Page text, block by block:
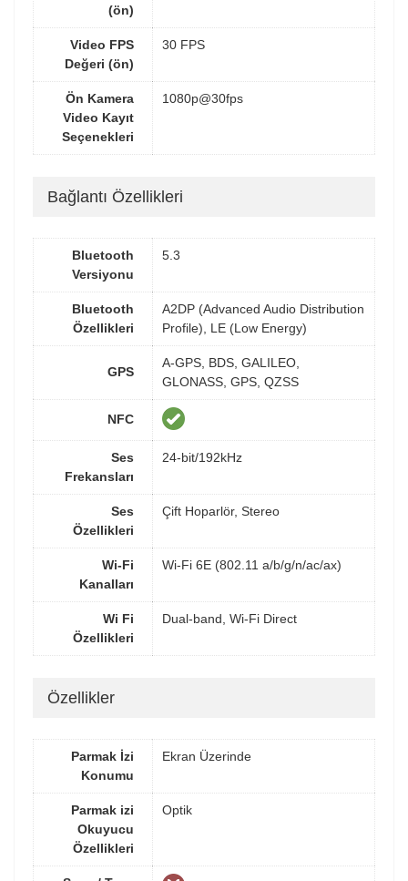
(ön)
Video FPS
Değeri (ön)
30 FPS
Ön Kamera
Video Kayıt
Seçenekleri
1080p@30fps
Bağlantı Özellikleri
Bluetooth
Versiyonu
5.3
Bluetooth
Özellikleri
A2DP (Advanced Audio Distribution
Profile), LE (Low Energy)
GPS
A-GPS, BDS, GALILEO,
GLONASS, GPS, QZSS
NFC
Ses
Frekansları
24-bit/192kHz
Ses
Özellikleri
Çift Hoparlör, Stereo
Wi-Fi
Kanalları
Wi-Fi 6E (802.11 a/b/g/n/ac/ax)
Wi Fi
Özellikleri
Dual-band, Wi-Fi Direct
Özellikler
Parmak İzi
Konumu
Ekran Üzerinde
Parmak izi
Okuyucu
Özellikleri
Optik